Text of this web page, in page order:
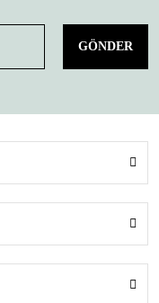
GÖNDER